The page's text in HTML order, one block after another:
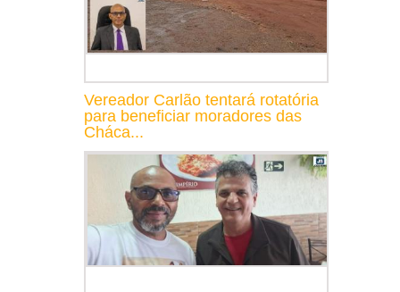
Vereador Carlão tentará rotatória
para beneficiar moradores das
Cháca...